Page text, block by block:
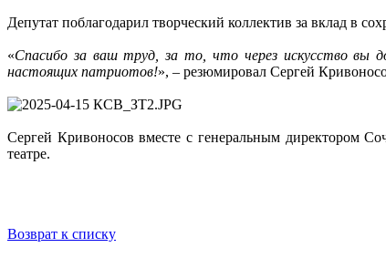
Депутат поблагодарил творческий коллектив за вклад в
«Спасибо за ваш труд, за то, что через искусство вы
настоящих патриотов!», – резюмировал Сергей
Сергей Кривоносов вместе с генеральным директором
театре.
Возврат к списку